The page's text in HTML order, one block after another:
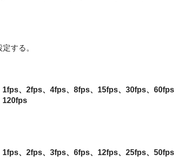
する。
1fps、2fps、4fps、8fps、15fps、30fps、60fps
120fps
1fps、2fps、3fps、6fps、12fps、25fps、50fps